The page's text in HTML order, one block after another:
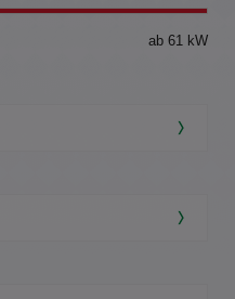
ab 61 kW